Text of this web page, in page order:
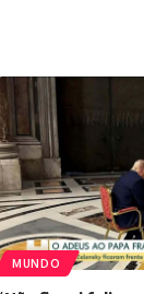
MUNDO